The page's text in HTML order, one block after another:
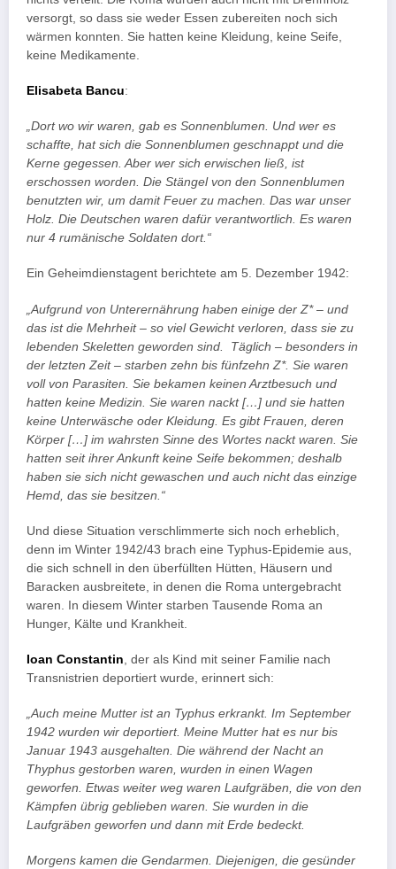
versorgt, so dass sie weder Essen zubereiten noch sich
wärmen konnten. Sie hatten keine Kleidung, keine Seife,
keine Medikamente.
Elisabeta Bancu:
„Dort wo wir waren, gab es Sonnenblumen. Und wer es
schaffte, hat sich die Sonnenblumen geschnappt und die
Kerne gegessen. Aber wer sich erwischen ließ, ist
erschossen worden. Die Stängel von den Sonnenblumen
benutzten wir, um damit Feuer zu machen. Das war unser
Holz. Die Deutschen waren dafür verantwortlich. Es waren
nur 4 rumänische Soldaten dort.“
Ein Geheimdienstagent berichtete am 5. Dezember 1942:
„Aufgrund von Unterernährung haben einige der Z* – und
das ist die Mehrheit – so viel Gewicht verloren, dass sie zu
lebenden Skeletten geworden sind. Täglich – besonders in
der letzten Zeit – starben zehn bis fünfzehn Z*. Sie waren
voll von Parasiten. Sie bekamen keinen Arztbesuch und
hatten keine Medizin. Sie waren nackt […] und sie hatten
keine Unterwäsche oder Kleidung. Es gibt Frauen, deren
Körper […] im wahrsten Sinne des Wortes nackt waren. Sie
hatten seit ihrer Ankunft keine Seife bekommen; deshalb
haben sie sich nicht gewaschen und auch nicht das einzige
Hemd, das sie besitzen.“
Und diese Situation verschlimmerte sich noch erheblich,
denn im Winter 1942/43 brach eine Typhus-Epidemie aus,
die sich schnell in den überfüllten Hütten, Häusern und
Baracken ausbreitete, in denen die Roma untergebracht
waren. In diesem Winter starben Tausende Roma an
Hunger, Kälte und Krankheit.
Ioan Constantin , der als Kind mit seiner Familie nach
Transnistrien deportiert wurde, erinnert sich:
„Auch meine Mutter ist an Typhus erkrankt. Im September
1942 wurden wir deportiert. Meine Mutter hat es nur bis
Januar 1943 ausgehalten. Die während der Nacht an
Thyphus gestorben waren, wurden in einen Wagen
geworfen. Etwas weiter weg waren Laufgräben, die von den
Kämpfen übrig geblieben waren. Sie wurden in die
Laufgräben geworfen und dann mit Erde bedeckt.
Morgens kamen die Gendarmen. Diejenigen, die gesünder